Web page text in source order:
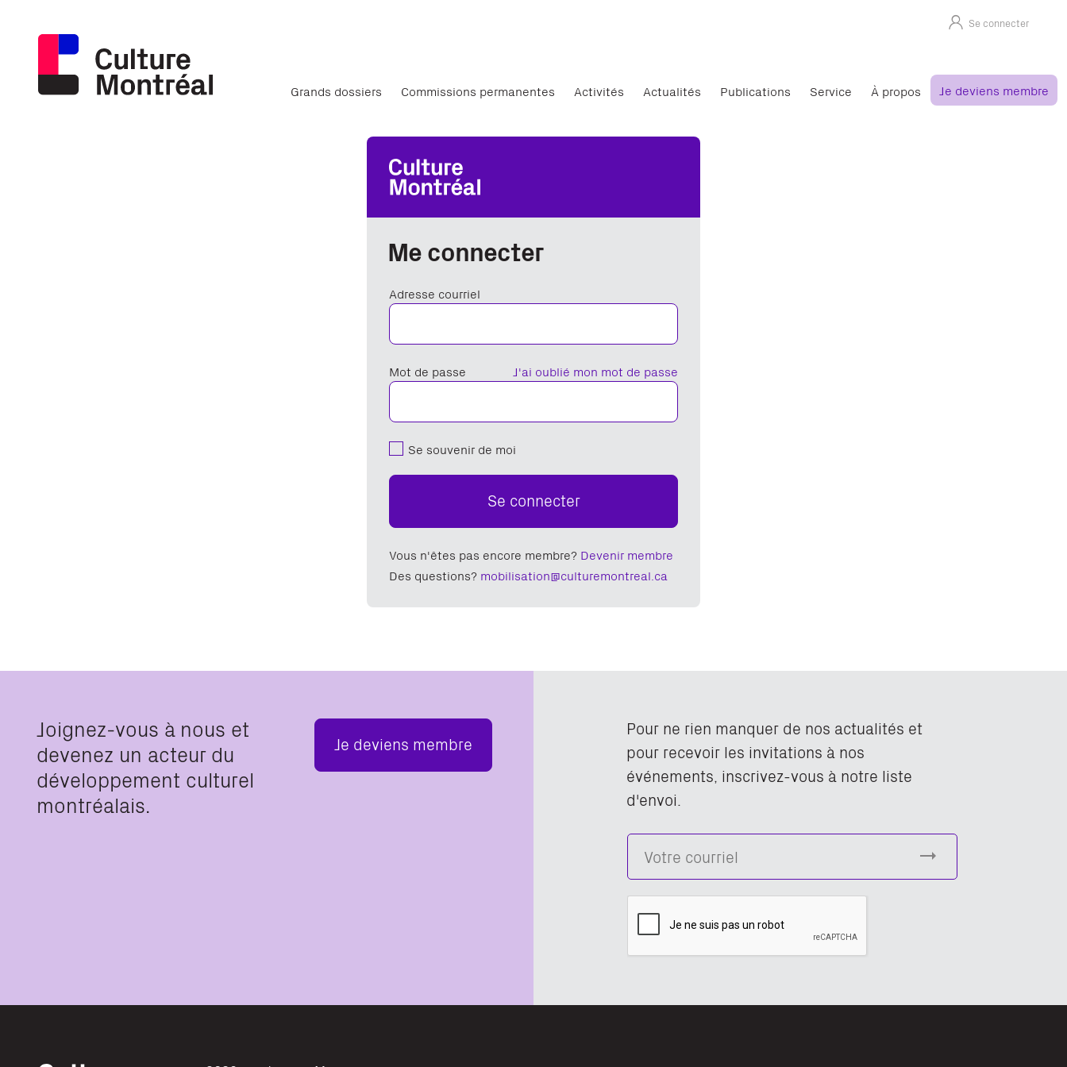
Se connecter
Grands dossiers Commissions permanentes Activités Actualités Publications Service À propos Je deviens membre
Me connecter
Adresse courriel
J'ai oublié mon mot de passe
Mot de passe
Se souvenir de moi
Se connecter
Vous n'êtes pas encore membre? Devenir membre
Des questions? mobilisation@culturemontreal.ca
Joignez-vous à nous et
devenez un acteur du
développement culturel
montréalais.
Je deviens membre
Pour ne rien manquer de nos actualités et
pour recevoir les invitations à nos
événements, inscrivez-vous à notre liste
d'envoi.